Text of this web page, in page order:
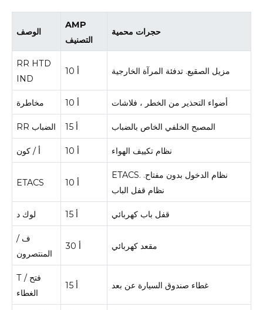
الوصف
AMP
التصنيف
حجرات محمية
RR HTD
IND
10 أ مزيل الصقيع. تدفئة المرآة الخارجية
مخاطرة 10 أ أضواء التحذير من الخطر ، فلاشات
RR الضباب 15 أ المصبح الخلفي الخاص بالضباب
أ / كون 10 أ نظام تكييف الهواء
ETACS 10 أ
ETACS. نظام الدخول بدون مفتاح.
نظام قفل الباب
لوك د 15 أ قفل باب كهربائي
ف /
المنتصرون
30 أ مقعد كهربائي
T / فتح
الغطاء
15 أ غطاء صندوق السيارة عن بعد